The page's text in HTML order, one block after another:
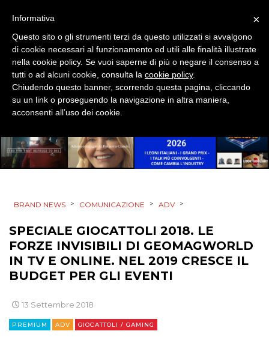
MOBILE
PROMOZIONI
PRODOTTI
PUNTI VENDITA
CSR
CINEMA
BRAND NEWS > COMUNICAZIONE > ADV >
SPECIALE GIOCATTOLI 2018. LE
FORZE INVISIBILI DI GEOMAGWORLD
IN TV E ONLINE. NEL 2019 CRESCE IL
BUDGET PER GLI EVENTI
13 Settembre 2018
PREMIUM ADV GIOCATTOLI / GAMING
×
Informativa
Questo sito o gli strumenti terzi da questo utilizzati si avvalgono
di cookie necessari al funzionamento ed utili alle finalità illustrate
nella cookie policy. Se vuoi saperne di più o negare il consenso a
tutti o ad alcuni cookie, consulta la cookie policy.
Chiudendo questo banner, scorrendo questa pagina, cliccando
su un link o proseguendo la navigazione in altra maniera,
acconsenti all’uso dei cookie.